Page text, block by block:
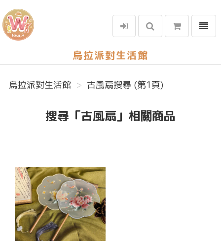
烏拉派對生活館
選單
烏拉派對生活館 古風扇搜尋 (第1頁)
搜尋「古風扇」相關商品